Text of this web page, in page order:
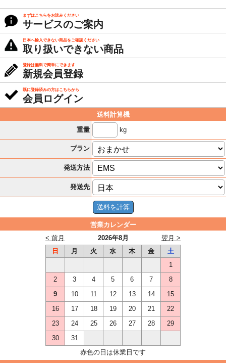
まずはこちらをお読みください
サービスのご案内
日本へ輸入できない商品をご確認ください
取り扱いできない商品
登録は無料で簡単にできます
新規会員登録
既に登録済みの方はこちらから
会員ログイン
送料計算機
重量
kg
プラン
発送方法
発送先
営業カレンダー
2026年8月
< 前月
翌月 >
日
月 火 水 木 金
土
1
2
3 4 5 6 7
8
9
10 11 12 13 14
15
16
17 18 19 20 21
22
23
24 25 26 27 28
29
30
31
赤色の日は休業日です